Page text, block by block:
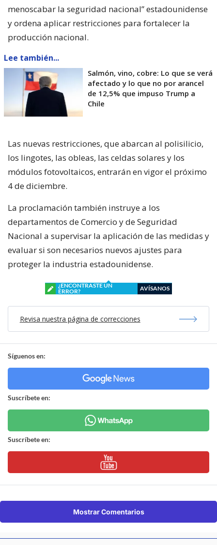
menoscabar la seguridad nacional” estadounidense
y ordena aplicar restricciones para fortalecer la
producción nacional.
Lee también...
Salmón, vino, cobre: Lo que se verá
afectado y lo que no por arancel
de 12,5% que impuso Trump a
Chile
Las nuevas restricciones, que abarcan al polisilicio,
los lingotes, las obleas, las celdas solares y los
módulos fotovoltaicos, entrarán en vigor el próximo
4 de diciembre.
La proclamación también instruye a los
departamentos de Comercio y de Seguridad
Nacional a supervisar la aplicación de las medidas y
evaluar si son necesarios nuevos ajustes para
proteger la industria estadounidense.
¿ENCONTRASTE UN
ERROR?
AVÍSANOS
Revisa nuestra página de correcciones
Síguenos en:
Suscríbete en:
Suscríbete en:
Mostrar Comentarios